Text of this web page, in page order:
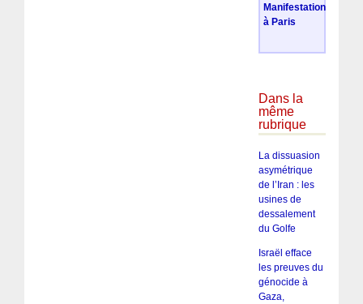
Manifestation
à Paris
Dans la
même
rubrique
La dissuasion
asymétrique
de l’Iran : les
usines de
dessalement
du Golfe
Israël efface
les preuves du
génocide à
Gaza,